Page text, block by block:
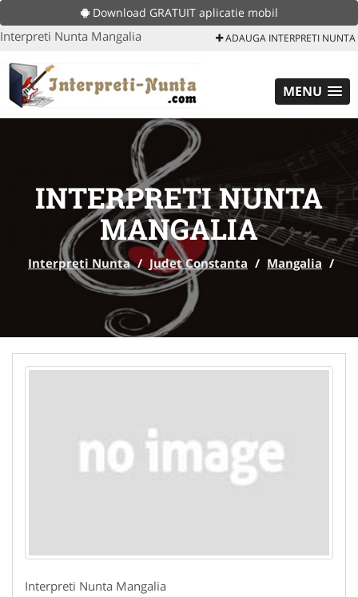
Download GRATUIT aplicatie mobil
Interpreti Nunta Mangalia ADAUGA INTERPRETI NUNTA
MENU
INTERPRETI NUNTA
MANGALIA
Interpreti Nunta / Judet Constanta / Mangalia /
Interpreti Nunta Mangalia